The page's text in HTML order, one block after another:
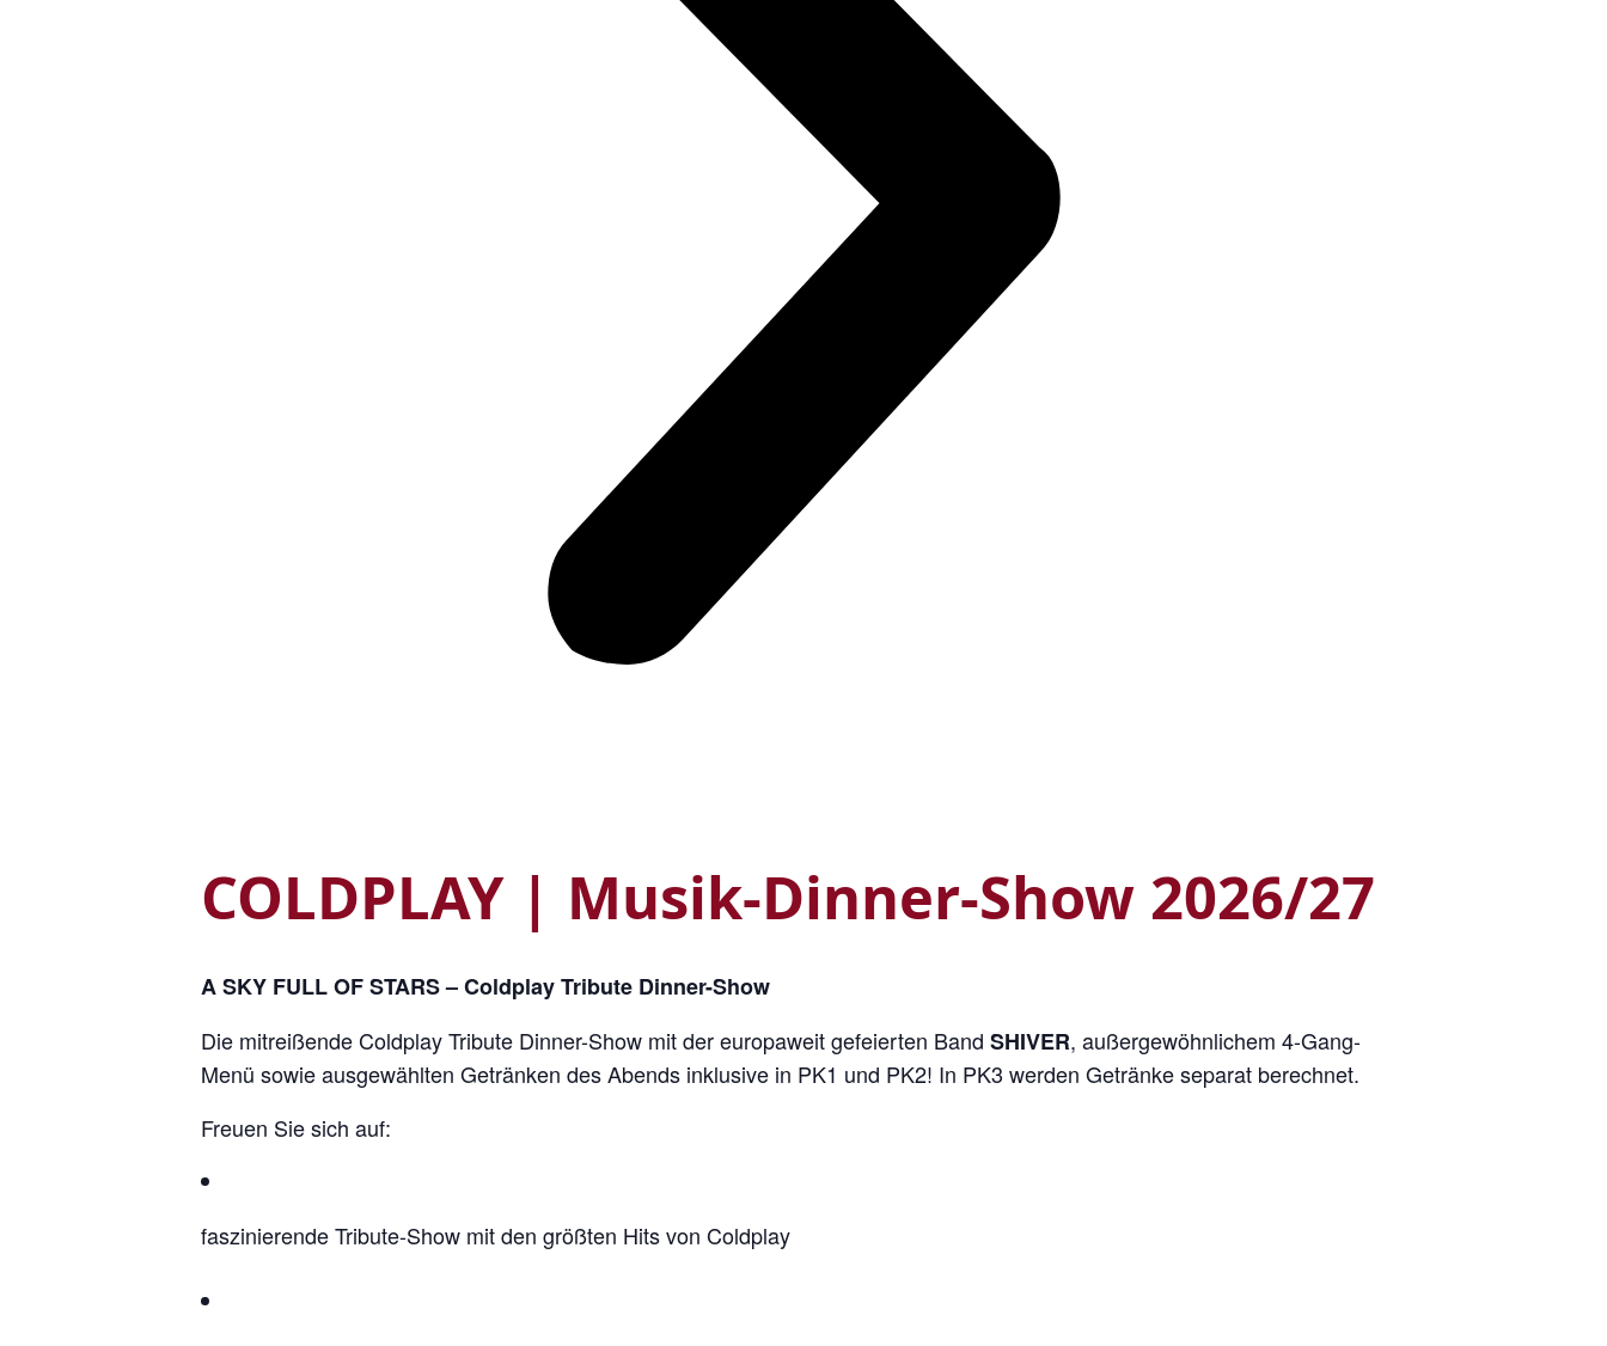
COLDPLAY | Musik-Dinner-Show 2026/27
A SKY FULL OF STARS – Coldplay Tribute Dinner-Show
Die mitreißende Coldplay Tribute Dinner-Show mit der europaweit gefeierten Band SHIVER, außergewöhnlichem 4-Gang-
Menü sowie ausgewählten Getränken des Abends inklusive in PK1 und PK2! In PK3 werden Getränke separat berechnet.
Freuen Sie sich auf:
faszinierende Tribute-Show mit den größten Hits von Coldplay